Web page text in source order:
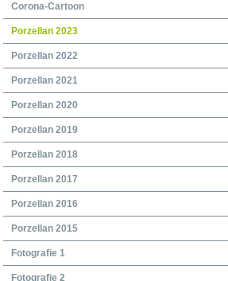
Corona-Cartoon
Porzellan 2023
Porzellan 2022
Porzellan 2021
Porzellan 2020
Porzellan 2019
Porzellan 2018
Porzellan 2017
Porzellan 2016
Porzellan 2015
Fotografie 1
Fotografie 2